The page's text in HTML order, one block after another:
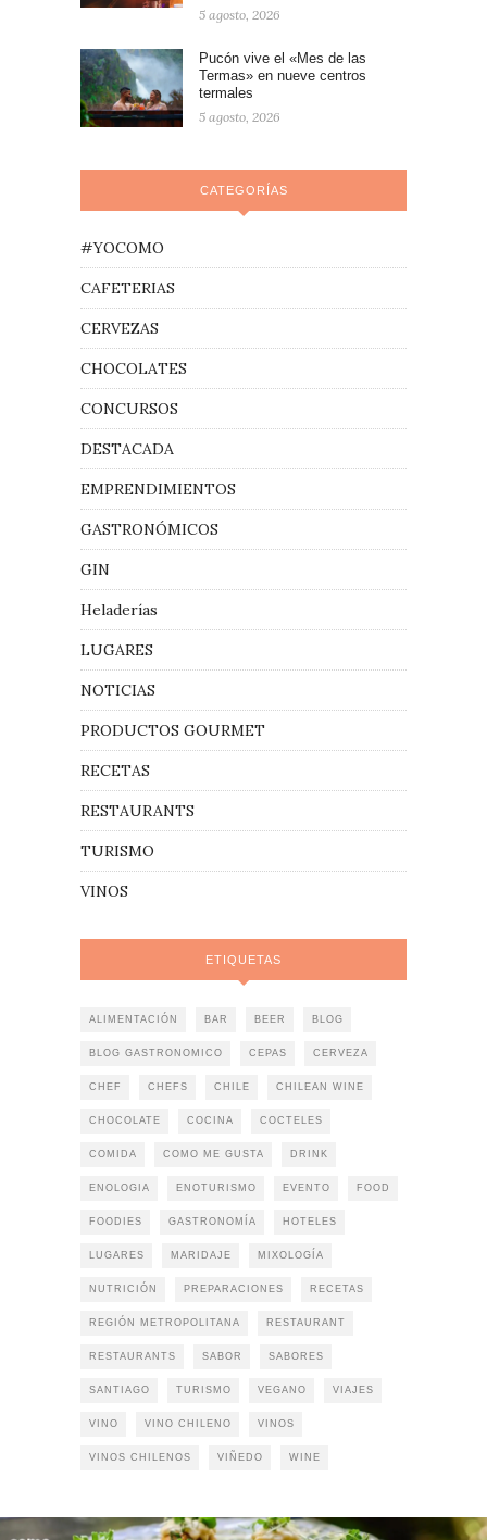
5 agosto, 2026
Pucón vive el «Mes de las
Termas» en nueve centros
termales
5 agosto, 2026
CATEGORÍAS
#YOCOMO
CAFETERIAS
CERVEZAS
CHOCOLATES
CONCURSOS
DESTACADA
EMPRENDIMIENTOS
GASTRONÓMICOS
GIN
Heladerías
LUGARES
NOTICIAS
PRODUCTOS GOURMET
RECETAS
RESTAURANTS
TURISMO
VINOS
ETIQUETAS
ALIMENTACIÓN BAR BEER BLOG
BLOG GASTRONOMICO CEPAS CERVEZA
CHEF CHEFS CHILE CHILEAN WINE
CHOCOLATE COCINA COCTELES
COMIDA COMO ME GUSTA DRINK
ENOLOGIA ENOTURISMO EVENTO FOOD
FOODIES GASTRONOMÍA HOTELES
LUGARES MARIDAJE MIXOLOGÍA
NUTRICIÓN PREPARACIONES RECETAS
REGIÓN METROPOLITANA RESTAURANT
RESTAURANTS SABOR SABORES
SANTIAGO TURISMO VEGANO VIAJES
VINO VINO CHILENO VINOS
VINOS CHILENOS VIÑEDO WINE